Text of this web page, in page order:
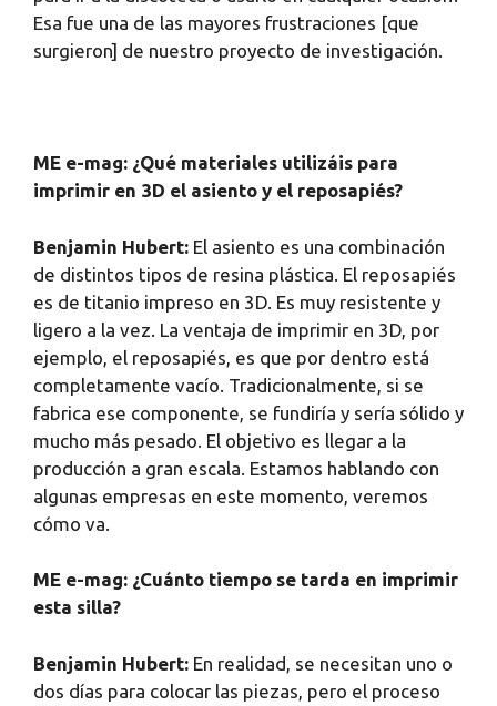
Esa fue una de las mayores frustraciones [que
surgieron] de nuestro proyecto de investigación.
ME e-mag: ¿Qué materiales utilizáis para
imprimir en 3D el asiento y el reposapiés?
Benjamin Hubert: El asiento es una combinación
de distintos tipos de resina plástica. El reposapiés
es de titanio impreso en 3D. Es muy resistente y
ligero a la vez. La ventaja de imprimir en 3D, por
ejemplo, el reposapiés, es que por dentro está
completamente vacío. Tradicionalmente, si se
fabrica ese componente, se fundiría y sería sólido y
mucho más pesado. El objetivo es llegar a la
producción a gran escala. Estamos hablando con
algunas empresas en este momento, veremos
cómo va.
ME e-mag: ¿Cuánto tiempo se tarda en imprimir
esta silla?
Benjamin Hubert: En realidad, se necesitan uno o
dos días para colocar las piezas, pero el proceso